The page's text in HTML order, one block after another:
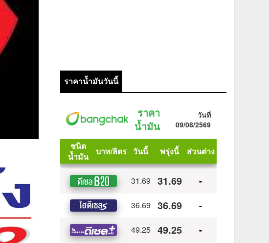
ราคาน้ำมันวันนี้